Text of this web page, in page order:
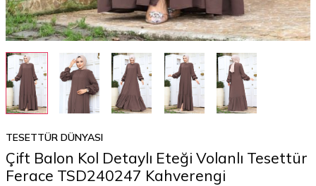
TESETTÜR DÜNYASI
Çift Balon Kol Detaylı Eteği Volanlı Tesettür
Ferace TSD240247 Kahverengi